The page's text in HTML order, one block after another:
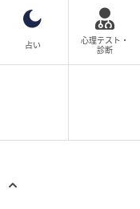
占い
心理テスト・
診断